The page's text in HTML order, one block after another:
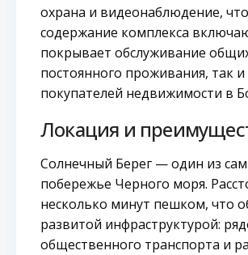
охрана и видеонаблюдение,
содержание комплекса
покрывает обслуживание
постоянного проживания, так
покупателей недвижимости в
Локация и
Солнечный Берег — один из
побережье Черного моря.
несколько минут пешком, что
развитой инфраструктурой:
общественного транспорта и